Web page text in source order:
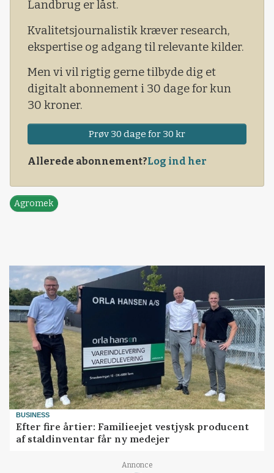
Landbrug er låst.
Kvalitetsjournalistik kræver research,
ekspertise og adgang til relevante kilder.
Men vi vil rigtig gerne tilbyde dig et
digitalt abonnement i 30 dage for kun
30 kroner.
Prøv 30 dage for 30 kr
Allerede abonnement?Log ind her
Agromek
BUSINESS
Efter fire årtier: Familieejet vestjysk producent
af staldinventar får ny medejer
Annonce